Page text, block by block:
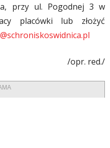
przy ul. Pogodnej 3 w
placówki lub złożyć
/opr. red./